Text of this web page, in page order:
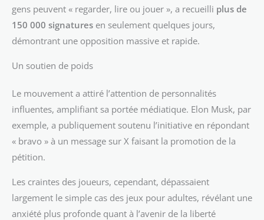
gens peuvent « regarder, lire ou jouer », a recueilli plus de
150 000 signatures en seulement quelques jours,
démontrant une opposition massive et rapide.
Un soutien de poids
Le mouvement a attiré l’attention de personnalités
influentes, amplifiant sa portée médiatique. Elon Musk, par
exemple, a publiquement soutenu l’initiative en répondant
« bravo » à un message sur X faisant la promotion de la
pétition.
Les craintes des joueurs, cependant, dépassaient
largement le simple cas des jeux pour adultes, révélant une
anxiété plus profonde quant à l’avenir de la liberté